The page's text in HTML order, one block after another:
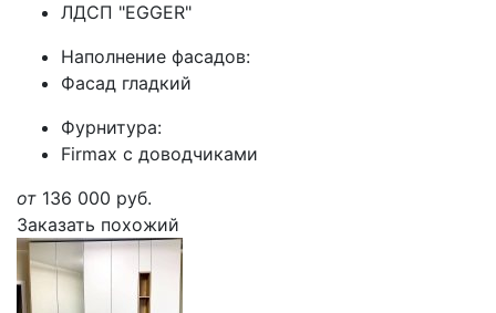
ЛДСП "EGGER"
Наполнение фасадов:
Фасад гладкий
Фурнитура:
Firmax с доводчиками
от 136 000 руб.
Заказать похожий